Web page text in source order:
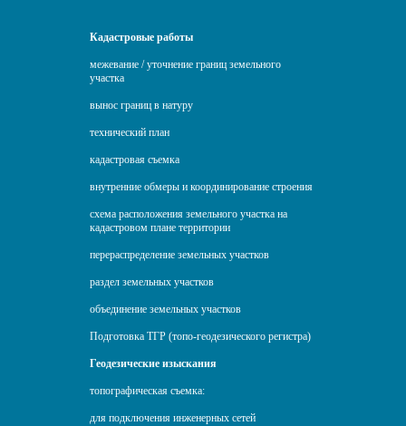
Кадастровые работы
межевание / уточнение границ земельного
участка
вынос границ в натуру
технический план
кадастровая съемка
внутренние обмеры и координирование строения
схема расположения земельного участка на
кадастровом плане территории
перераспределение земельных участков
раздел земельных участков
объединение земельных участков
Подготовка ТГР (топо-геодезического регистра)
Геодезические изыскания
топографическая съемка:
для подключения инженерных сетей